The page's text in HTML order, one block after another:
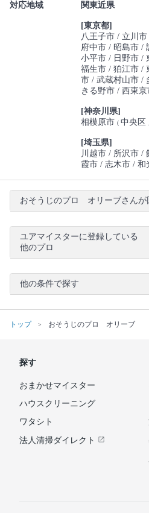
対応地域 関東近県
[東京都]
八王子市 立川
府中市 昭島市
小平市
日野市
福生市 狛江市
市 武蔵村山市
きる野市 西東
[神奈川県]
相模原市(中央区
[埼玉県]
川越市 所沢市
霞市 志木市 和
おそうじのプロ オリーブさんが
ユアマイスターに登録している
他のプロ
他の条件で探す
トップ おそうじのプロ オリーブ
探す
おまかせマイスター
ハウスクリーニング
ワタシト
法人清掃ダイレクト